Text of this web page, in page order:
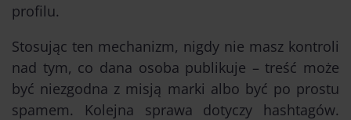
profilu.
Stosując ten mechanizm, nigdy nie masz kontroli
nad tym, co dana osoba publikuje – treść może
być niezgodna z misją marki albo być po prostu
spamem. Kolejna sprawa dotyczy hashtagów.